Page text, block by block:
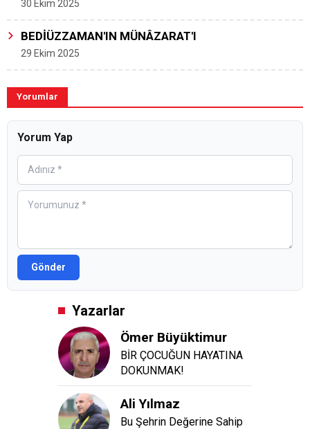
30 Ekim 2025
BEDİÜZZAMAN'IN MÜNÂZARAT'I
29 Ekim 2025
Yorumlar
Yorum Yap
Gönder
Yazarlar
Ömer Büyüktimur
BİR ÇOCUĞUN HAYATINA
DOKUNMAK!
Ali Yılmaz
Bu Şehrin Değerine Sahip